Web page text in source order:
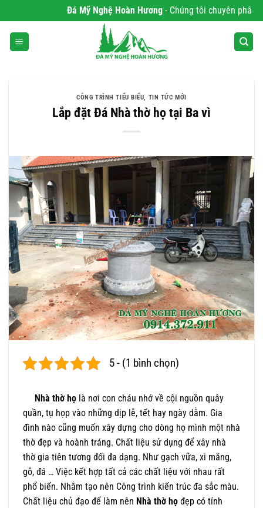
qua
nội
dung
Đá Mỹ Nghệ Hoàn Hương - Chúng tôi chuyên phân phối
CÔNG TRÌNH TIỂU BIỂU, TIN TỨC MỚI
Lắp đặt Đá Nhà thờ họ tại Ba vì
5 - (1 bình chọn)
Nhà thờ họ là nơi con cháu nhớ về cội nguồn quây
quần, tụ họp vào những dịp lễ, tết hay ngày dằm. Gia
đình nào cũng muốn xây dựng cho dòng họ mình một nhà
thờ đẹp và hoành tráng. Chất liệu sử dụng để xây nhà
thờ gia tiên tương đối đa dạng. Như gạch vữa, xi măng,
gỗ, đá … Việc kết hợp tất cả các chất liệu với nhau rất
phổ biến. Nhằm tạo nên Công trình kiến trúc đa sắc màu.
Chất liệu chủ đạo để làm nên Nhà thờ họ đẹp có tính